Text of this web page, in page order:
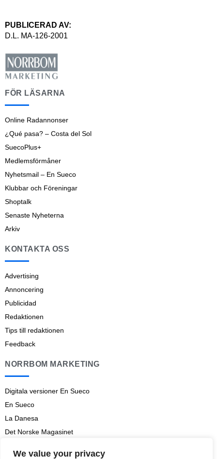
We value your privacy
PUBLICERAD AV:
D.L. MA-126-2001
FÖR LÄSARNA
Online Radannonser
¿Qué pasa? – Costa del Sol
SuecoPlus+
Medlemsförmåner
Nyhetsmail – En Sueco
Klubbar och Föreningar
Shoptalk
Senaste Nyheterna
Arkiv
KONTAKTA OSS
Advertising
Annoncering
Publicidad
Redaktionen
Tips till redaktionen
Feedback
NORRBOM MARKETING
Digitala versioner En Sueco
En Sueco
La Danesa
Det Norske Magasinet